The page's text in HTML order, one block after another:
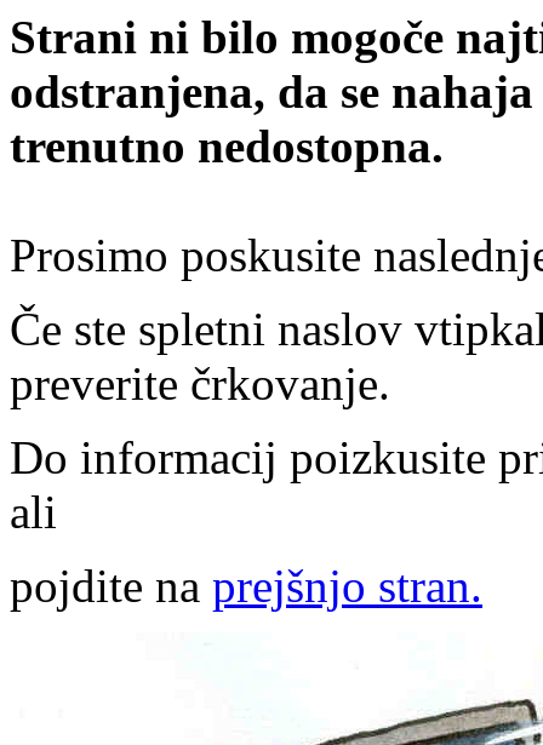
Strani ni bilo mogoče
odstranjena, da se
trenutno nedostopna.
Prosimo poskusite
Če ste spletni naslov
preverite črkovanje.
Do informacij poizkusite
ali
pojdite na prejšnjo stran.